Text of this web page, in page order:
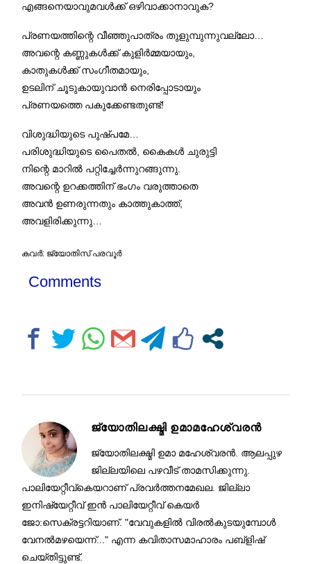
എങ്ങനെയാവുമവൾക്ക് ഒഴിവാക്കാനാവുക?
പ്രണയത്തിന്റെ വീഞ്ഞുപാത്രം തുളുമ്പുന്നുവല്ലോ…
അവന്റെ കണ്ണുകൾക്ക് കുളിർമ്മയായും,
കാതുകൾക്ക് സംഗീതമായും,
ഉടലിന് ചൂടുകായുവാൻ നെരിപ്പോടായും
പ്രണയത്തെ പകുക്കേണ്ടതുണ്ട്!
വിശുദ്ധിയുടെ പുഷ്പമേ…
പരിശുദ്ധിയുടെ പൈതൽ, കൈകൾ ചുരുട്ടി
നിന്റെ മാറിൽ പറ്റിച്ചേർന്നുറങ്ങുന്നു.
അവന്റെ ഉറക്കത്തിന് ഭംഗം വരുത്താതെ
അവൻ ഉണരുന്നതും കാത്തുകാത്ത്,
അവളിരിക്കുന്നു…
കവർ: ജ്യോതിസ് പരവൂർ
Comments
ജ്യോതിലക്ഷ്മി ഉമാമഹേശ്വരൻ
ജ്യോതിലക്ഷ്മി ഉമാ മഹേശ്വരൻ. ആലപ്പുഴ
ജില്ലയിലെ പഴവീട് താമസിക്കുന്നു.
പാലിയേറ്റീവ്കെയറാണ് പ്രവർത്തനമേഖല. ജില്ലാ
ഇനിഷ്യേറ്റീവ് ഇൻ പാലിയേറ്റീവ് കെയർ
ജോ:സെക്രട്ടറിയാണ്. "വേവുകളിൽ വിരൽകുടയുമ്പോൾ
വേനൽമഴയെന്ന്..." എന്ന കവിതാസമാഹാരം പബ്ളിഷ്
ചെയ്തിട്ടുണ്ട്.